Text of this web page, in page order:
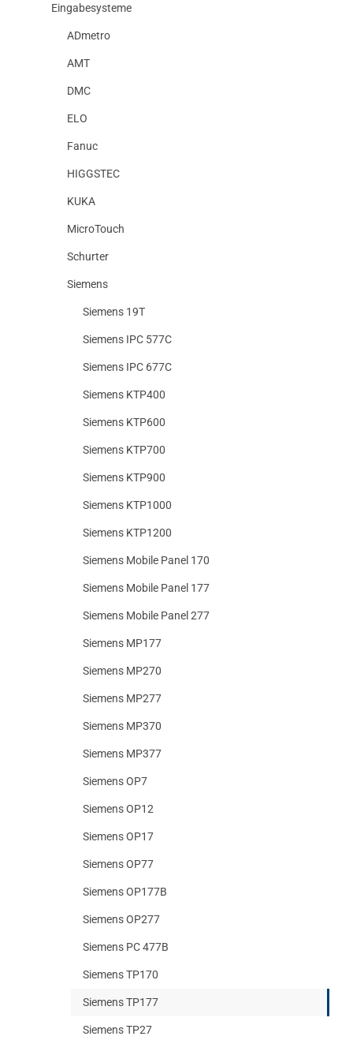
Eingabesysteme
ADmetro
AMT
DMC
ELO
Fanuc
HIGGSTEC
KUKA
MicroTouch
Schurter
Siemens
Siemens 19T
Siemens IPC 577C
Siemens IPC 677C
Siemens KTP400
Siemens KTP600
Siemens KTP700
Siemens KTP900
Siemens KTP1000
Siemens KTP1200
Siemens Mobile Panel 170
Siemens Mobile Panel 177
Siemens Mobile Panel 277
Siemens MP177
Siemens MP270
Siemens MP277
Siemens MP370
Siemens MP377
Siemens OP7
Siemens OP12
Siemens OP17
Siemens OP77
Siemens OP177B
Siemens OP277
Siemens PC 477B
Siemens TP170
Siemens TP177
Siemens TP27